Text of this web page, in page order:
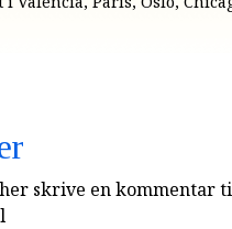
her skrive en kommentar